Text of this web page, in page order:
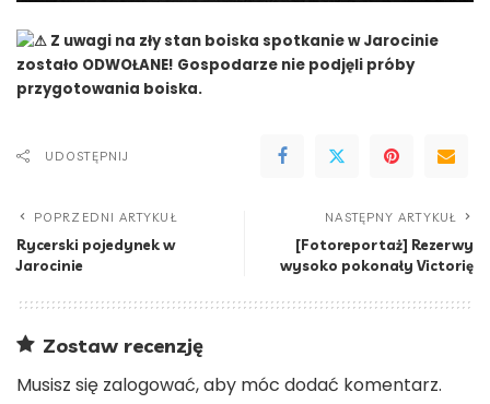
Z uwagi na zły stan boiska spotkanie w Jarocinie
zostało ODWOŁANE! Gospodarze nie podjęli próby
przygotowania boiska.
UDOSTĘPNIJ
POPRZEDNI ARTYKUŁ
Rycerski pojedynek w
Jarocinie
NASTĘPNY ARTYKUŁ
[Fotoreportaż] Rezerwy
wysoko pokonały Victorię
Zostaw recenzję
Musisz się zalogować, aby móc dodać komentarz.